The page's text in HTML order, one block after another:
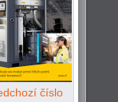
číslo